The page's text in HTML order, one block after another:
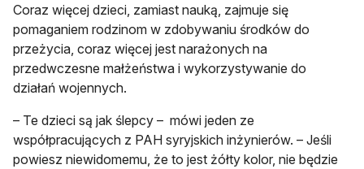
Coraz więcej dzieci, zamiast nauką, zajmuje się
pomaganiem rodzinom w zdobywaniu środków do
przeżycia, coraz więcej jest narażonych na
przedwczesne małżeństwa i wykorzystywanie do
działań wojennych.
– Te dzieci są jak ślepcy – mówi jeden ze
współpracujących z PAH syryjskich inżynierów. – Jeśli
powiesz niewidomemu, że to jest żółty kolor, nie będzie